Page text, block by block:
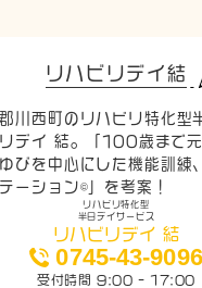
リハビリデイ結
川西町のリハビリ特化型
デイ 結。「100歳まで
びを中心にした機能訓練
ーション©」を考案！
リハビリ特化型
半日デイサービス
リハビリデイ 結
0745-43-9096
受付時間 9:00 - 17:00